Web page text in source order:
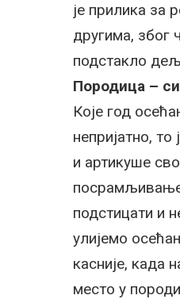
је прилика за
другима, због
подстакло
Породица –
Које год
непријатно,
и артикуше
подстицати и
улијемо
касније, када
место у